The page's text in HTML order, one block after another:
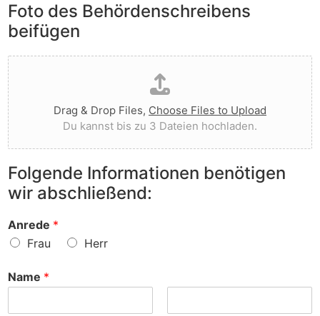
v
o
r
g
e
w
o
r
f
e
n
?
l
i
e
t
I
h
n
e
n
v
o
r
?
e
A
n
e
r
k
u
n
g
e
n
z
u
S
a
c
e
Foto des Behördenschreibens
beifügen
D
a
t
e
i
h
o
h
l
d
e
n
Drag & Drop Files, Choose Files to Upload
Du kannst bis zu 3 Dateien hochladen.
Folgende Informationen benötigen
wir abschließend:
Anrede *
Frau
Herr
Name *